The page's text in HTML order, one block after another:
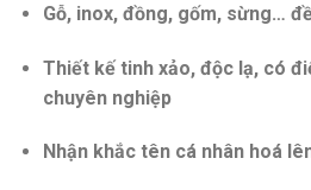
Gỗ, inox, đồng, gốm, sừng…
Thiết kế tinh xảo, độc lạ, có
chuyên nghiệp
Nhận khắc tên cá nhân hoá